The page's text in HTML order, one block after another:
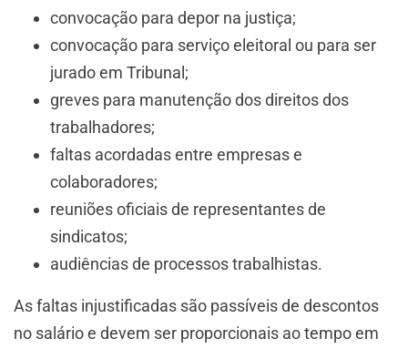
convocação para depor na justiça;
convocação para serviço eleitoral ou para ser
jurado em Tribunal;
greves para manutenção dos direitos dos
trabalhadores;
faltas acordadas entre empresas e
colaboradores;
reuniões oficiais de representantes de
sindicatos;
audiências de processos trabalhistas.
As faltas injustificadas são passíveis de descontos
no salário e devem ser proporcionais ao tempo em